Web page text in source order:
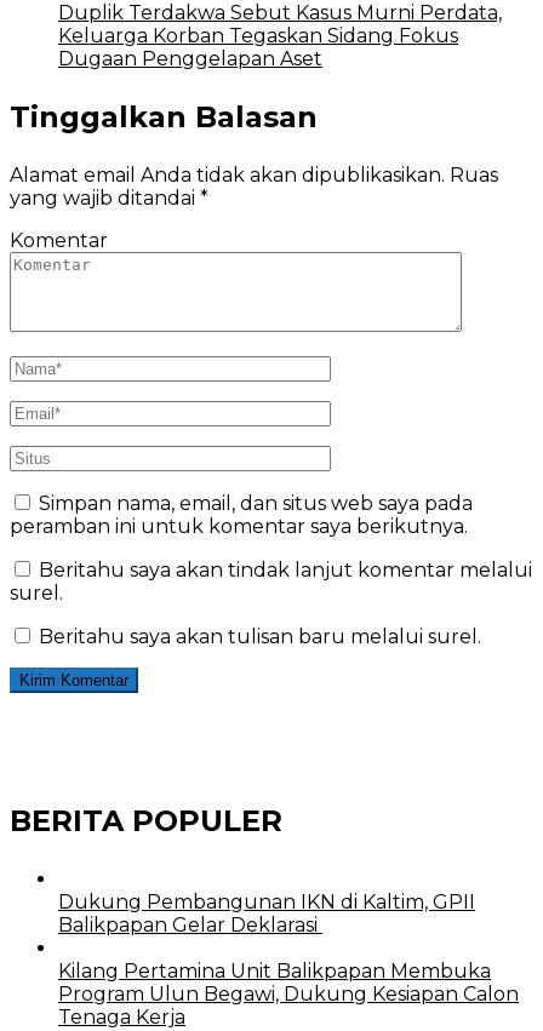
Duplik Terdakwa Sebut Kasus Murni Perdata,
Keluarga Korban Tegaskan Sidang Fokus
Dugaan Penggelapan Aset
Tinggalkan Balasan
Alamat email Anda tidak akan dipublikasikan. Ruas
yang wajib ditandai *
Komentar
Simpan nama, email, dan situs web saya pada
peramban ini untuk komentar saya berikutnya.
Beritahu saya akan tindak lanjut komentar melalui
surel.
Beritahu saya akan tulisan baru melalui surel.
BERITA POPULER
Dukung Pembangunan IKN di Kaltim, GPII
Balikpapan Gelar Deklarasi
Kilang Pertamina Unit Balikpapan Membuka
Program Ulun Begawi, Dukung Kesiapan Calon
Tenaga Kerja